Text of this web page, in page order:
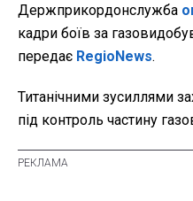
Держприкордонслужба
кадри боїв за
передає RegioNews.
Титанічними зусиллями
під контроль частину